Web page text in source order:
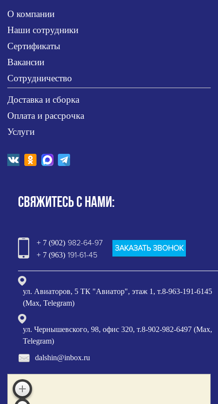
О компании
Наши сотрудники
Сертификаты
Вакансии
Сотрудничество
Доставка и сборка
Оплата и рассрочка
Услуги
СВЯЖИТЕСЬ С НАМИ:
+ 7 (902) 982-64-97
+ 7 (963) 191-61-45
ЗАКАЗАТЬ ЗВОНОК
ул. Авиаторов, 5 ТК "Авиатор", этаж 1, т.8-963-191-6145
(Max, Telegram)
ул. Чернышевского, 98, офис 320, т.8-902-982-6497 (Max,
Telegram)
dalshin@inbox.ru